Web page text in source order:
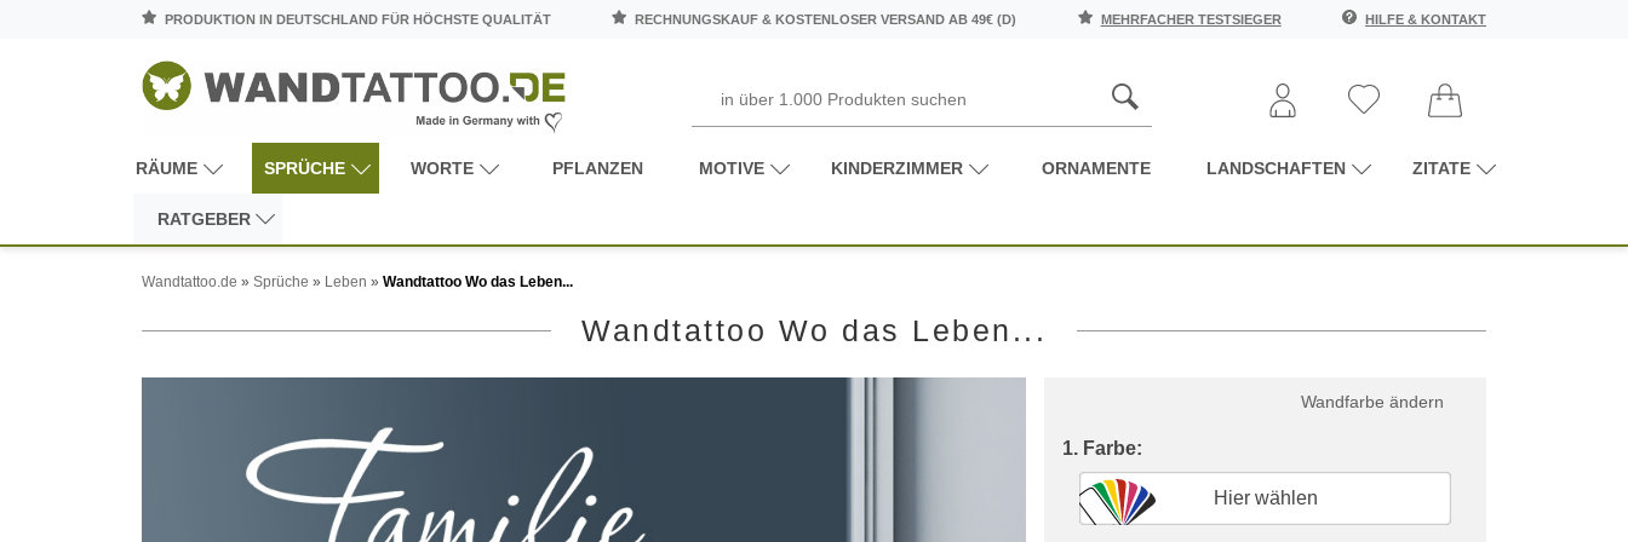
PRODUKTION IN DEUTSCHLAND FÜR HÖCHSTE QUALITÄT RECHNUNGSKAUF & KOSTENLOSER VERSAND AB 49€ (D) MEHRFACHER TESTSIEGER HILFE & KONTAKT
RÄUME SPRÜCHE WORTE PFLANZEN MOTIVE KINDERZIMMER ORNAMENTE LANDSCHAFTEN ZITATE
RATGEBER
Wandtattoo.de » Sprüche » Leben » Wandtattoo Wo das Leben...
Wandtattoo Wo das Leben...
Wandfarbe ändern
1. Farbe:
Hier wählen